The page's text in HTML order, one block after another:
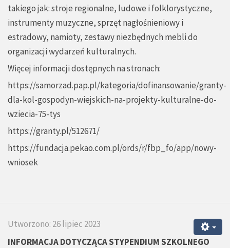
takiego jak: stroje regionalne, ludowe i folklorystyczne,
instrumenty muzyczne, sprzęt nagłośnieniowy i
estradowy, namioty, zestawy niezbędnych mebli do
organizacji wydarzeń kulturalnych.
Więcej informacji dostępnych na stronach:
https://samorzad.pap.pl/kategoria/dofinansowanie/granty-
dla-kol-gospodyn-wiejskich-na-projekty-kulturalne-do-
wziecia-75-tys
https://granty.pl/512671/
https://fundacja.pekao.com.pl/ords/r/fbp_fo/app/nowy-
wniosek
Utworzono: 26 lipiec 2023
INFORMACJA DOTYCZĄCA STYPENDIUM SZKOLNEGO